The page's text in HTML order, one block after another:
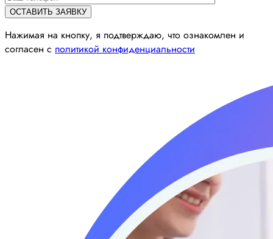
Нажимая на кнопку, я подтверждаю, что ознакомлен и
согласен с политикой конфиденциальности